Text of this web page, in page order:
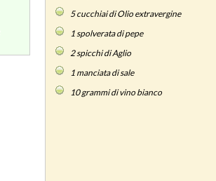
5cucchiai di Olio extravergine
1spolverata di pepe
2spicchi di Aglio
1manciata di sale
10grammi di vino bianco